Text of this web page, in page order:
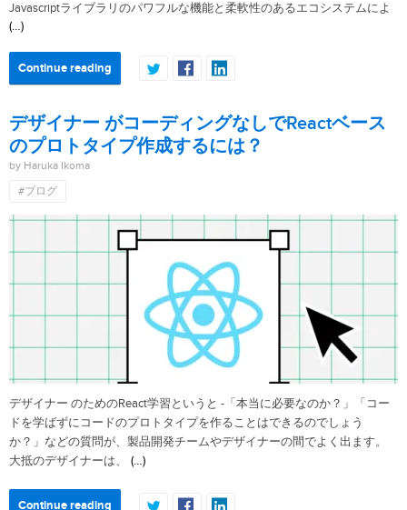
Javascriptライブラリのパワフルな機能と柔軟性のあるエコシステムによ
(…)
Continue reading
デザイナー がコーディングなしでReactベース
のプロトタイプ作成するには？
by Haruka Ikoma
#ブログ
デザイナー のためのReact学習というと -「本当に必要なのか？」「コー
ドを学ばずにコードのプロトタイプを作ることはできるのでしょう
か？」などの質問が、製品開発チームやデザイナーの間でよく出ます。
大抵のデザイナーは、
(…)
Continue reading